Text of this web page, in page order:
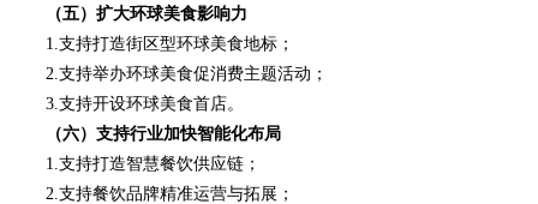
（五）扩大环球美食影响力
1.支持打造街区型环球美食地标；
2.支持举办环球美食促消费主题活动；
3.支持开设环球美食首店。
（六）支持行业加快智能化布局
1.支持打造智慧餐饮供应链；
2.支持餐饮品牌精准运营与拓展；